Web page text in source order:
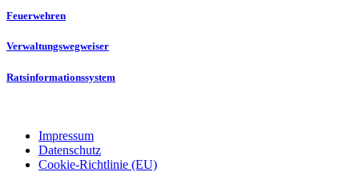
Feuerwehren
Verwaltungswegweiser
Ratsinformationssystem
Impressum
Datenschutz
Cookie-Richtlinie (EU)